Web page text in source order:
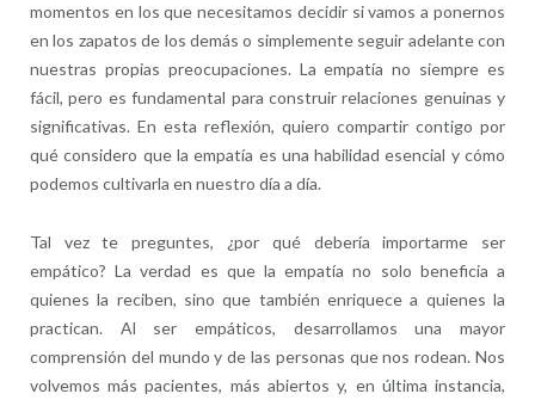
momentos en los que necesitamos decidir si vamos a ponernos
en los zapatos de los demás o simplemente seguir adelante con
nuestras propias preocupaciones. La empatía no siempre es
fácil, pero es fundamental para construir relaciones genuinas y
significativas. En esta reflexión, quiero compartir contigo por
qué considero que la empatía es una habilidad esencial y cómo
podemos cultivarla en nuestro día a día.
Tal vez te preguntes, ¿por qué debería importarme ser
empático? La verdad es que la empatía no solo beneficia a
quienes la reciben, sino que también enriquece a quienes la
practican. Al ser empáticos, desarrollamos una mayor
comprensión del mundo y de las personas que nos rodean. Nos
volvemos más pacientes, más abiertos y, en última instancia,